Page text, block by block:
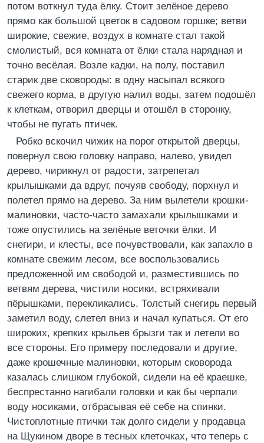
потом воткнул туда ёлку. Стоит зелёное дерево
прямо как большой цветок в садовом горшке; ветви
широкие, свежие, воздух в комнате стал такой
смолистый, вся комната от ёлки стала нарядная и
точно весёлая. Возле кадки, на полу, поставил
старик две сковороды: в одну насыпал всякого
свежего корма, в другую налил воды, затем подошёл
к клеткам, отворил дверцы и отошёл в сторонку,
чтобы не пугать птичек.
Робко вскочил чижик на порог открытой дверцы,
повернул свою головку направо, налево, увидел
дерево, чирикнул от радости, затрепетал
крылышками да вдруг, почуяв свободу, порхнул и
полетел прямо на дерево. За ним вылетели крошки-
малиновки, часто-часто замахали крылышками и
тоже опустились на зелёные веточки ёлки. И
снегири, и клесты, все почувствовали, как запахло в
комнате свежим лесом, все воспользовались
предложенной им свободой и, разместившись по
ветвям дерева, чистили носики, встряхивали
пёрышками, перекликались. Толстый снегирь первый
заметил воду, слетел вниз и начал купаться. От его
широких, крепких крыльев брызги так и летели во
все стороны. Его примеру последовали и другие,
даже крошечные малиновки, которым сковорода
казалась слишком глубокой, сидели на её краешке,
беспрестанно нагибали головки и как бы черпали
воду носиками, отбрасывая её себе на спинки.
Чистоплотные птички так долго сидели у продавца
на Щукином дворе в тесных клеточках, что теперь с